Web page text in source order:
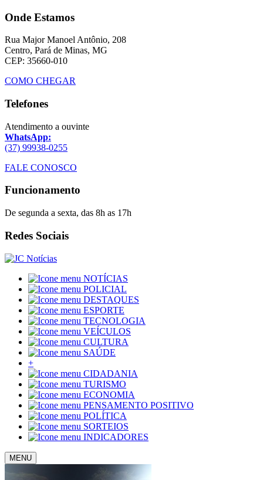
Onde Estamos
Rua Major Manoel Antônio, 208
Centro, Pará de Minas, MG
CEP: 35660-010
COMO CHEGAR
Telefones
Atendimento a ouvinte
WhatsApp:
(37) 99938-0255
FALE CONOSCO
Funcionamento
De segunda a sexta, das 8h as 17h
Redes Sociais
NOTÍCIAS
POLICIAL
DESTAQUES
ESPORTE
TECNOLOGIA
VEÍCULOS
CULTURA
SAÚDE
+
CIDADANIA
TURISMO
ECONOMIA
PENSAMENTO POSITIVO
POLÍTICA
SORTEIOS
INDICADORES
MENU